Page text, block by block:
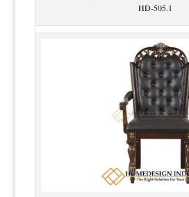
HD-505.1